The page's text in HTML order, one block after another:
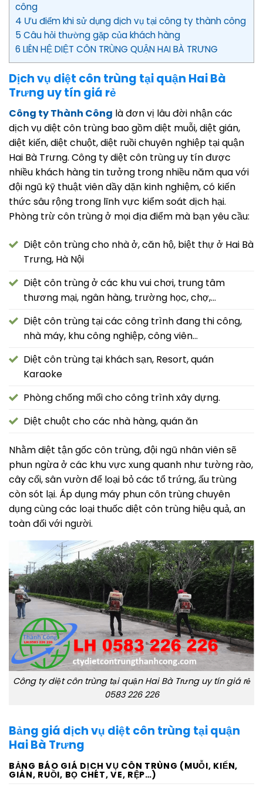
công
4 Ưu điểm khi sử dụng dịch vụ tại công ty thành công
5 Câu hỏi thường gặp của khách hàng
6 LIÊN HỆ DIỆT CÔN TRÙNG QUẬN HAI BÀ TRƯNG
Dịch vụ diệt côn trùng tại quận Hai Bà
Trưng uy tín giá rẻ
Công ty Thành Công là đơn vị lâu đời nhận các
dịch vụ diệt côn trùng bao gồm diệt muỗi, diệt gián,
diệt kiến, diệt chuột, diệt ruồi chuyên nghiệp tại quận
Hai Bà Trưng. Công ty diệt côn trùng uy tín được
nhiều khách hàng tin tưởng trong nhiều năm qua với
đội ngũ kỹ thuật viên dầy dặn kinh nghiệm, có kiến
thức sâu rộng trong lĩnh vực kiểm soát dịch hại.
Phòng trừ côn trùng ở mọi địa điểm mà bạn yêu cầu:
Diệt côn trùng cho nhà ở, căn hộ, biệt thự ở Hai Bà
Trưng, Hà Nội
Diệt côn trùng ở các khu vui chơi, trung tâm
thương mại, ngân hàng, trường học, chợ,…
Diệt côn trùng tại các công trình đang thi công,
nhà máy, khu công nghiệp, công viên…
Diệt côn trùng tại khách sạn, Resort, quán
Karaoke
Phòng chống mối cho công trình xây dựng.
Diệt chuột cho các nhà hàng, quán ăn
Nhằm diệt tận gốc côn trùng, đội ngũ nhân viên sẽ
phun ngừa ở các khu vực xung quanh như tường rào,
cây cối, sân vườn để loại bỏ các tổ trứng, ấu trùng
còn sót lại. Áp dụng máy phun côn trùng chuyên
dụng cùng các loại thuốc diệt côn trùng hiệu quả, an
toàn đối với người.
Công ty diệt côn trùng tại quận Hai Bà Trưng uy tín giá rẻ
0583 226 226
Bảng giá dịch vụ diệt côn trùng tại quận
Hai Bà Trưng
BẢNG BÁO GIÁ DỊCH VỤ CÔN TRÙNG (MUỖI, KIẾN,
GIÁN, RUỒI, BỌ CHÉT, VE, RỆP…)